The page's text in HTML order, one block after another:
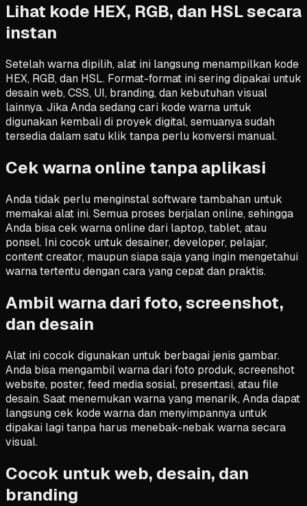
Lihat kode HEX, RGB, dan HSL secara
instan
Setelah warna dipilih, alat ini langsung menampilkan kode
HEX, RGB, dan HSL. Format-format ini sering dipakai untuk
desain web, CSS, UI, branding, dan kebutuhan visual
lainnya. Jika Anda sedang cari kode warna untuk
digunakan kembali di proyek digital, semuanya sudah
tersedia dalam satu klik tanpa perlu konversi manual.
Cek warna online tanpa aplikasi
Anda tidak perlu menginstal software tambahan untuk
memakai alat ini. Semua proses berjalan online, sehingga
Anda bisa cek warna online dari laptop, tablet, atau
ponsel. Ini cocok untuk desainer, developer, pelajar,
content creator, maupun siapa saja yang ingin mengetahui
warna tertentu dengan cara yang cepat dan praktis.
Ambil warna dari foto, screenshot,
dan desain
Alat ini cocok digunakan untuk berbagai jenis gambar.
Anda bisa mengambil warna dari foto produk, screenshot
website, poster, feed media sosial, presentasi, atau file
desain. Saat menemukan warna yang menarik, Anda dapat
langsung cek kode warna dan menyimpannya untuk
dipakai lagi tanpa harus menebak-nebak warna secara
visual.
Cocok untuk web, desain, dan
branding